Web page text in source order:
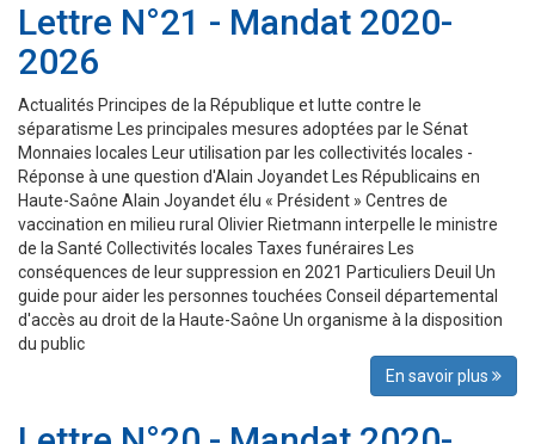
Lettre N°21 - Mandat 2020-
2026
Actualités Principes de la République et lutte contre le
séparatisme Les principales mesures adoptées par le Sénat
Monnaies locales Leur utilisation par les collectivités locales -
Réponse à une question d'Alain Joyandet Les Républicains en
Haute-Saône Alain Joyandet élu « Président » Centres de
vaccination en milieu rural Olivier Rietmann interpelle le ministre
de la Santé Collectivités locales Taxes funéraires Les
conséquences de leur suppression en 2021 Particuliers Deuil Un
guide pour aider les personnes touchées Conseil départemental
d'accès au droit de la Haute-Saône Un organisme à la disposition
du public
En savoir plus